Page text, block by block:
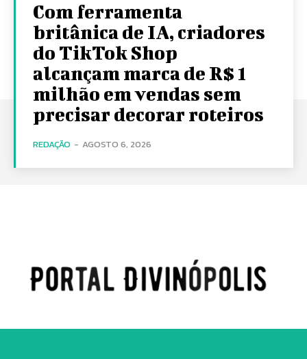
Com ferramenta
britânica de IA, criadores
do TikTok Shop
alcançam marca de R$ 1
milhão em vendas sem
precisar decorar roteiros
REDAÇÃO - AGOSTO 6, 2026